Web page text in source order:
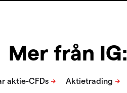
Mer från IG: